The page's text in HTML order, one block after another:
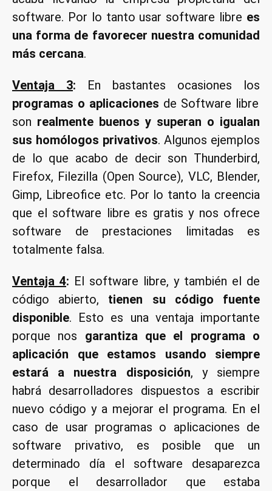
software. Por lo tanto usar software libre es
una forma de favorecer nuestra comunidad
más cercana.
Ventaja 3: En bastantes ocasiones los
programas o aplicaciones de Software libre
son realmente buenos y superan o igualan
sus homólogos privativos. Algunos ejemplos
de lo que acabo de decir son Thunderbird,
Firefox, Filezilla (Open Source), VLC, Blender,
Gimp, Libreofice etc. Por lo tanto la creencia
que el software libre es gratis y nos ofrece
software de prestaciones limitadas es
totalmente falsa.
Ventaja 4: El software libre, y también el de
código abierto, tienen su código fuente
disponible. Esto es una ventaja importante
porque nos garantiza que el programa o
aplicación que estamos usando siempre
estará a nuestra disposición, y siempre
habrá desarrolladores dispuestos a escribir
nuevo código y a mejorar el programa. En el
caso de usar programas o aplicaciones de
software privativo, es posible que un
determinado día el software desaparezca
porque el desarrollador que estaba